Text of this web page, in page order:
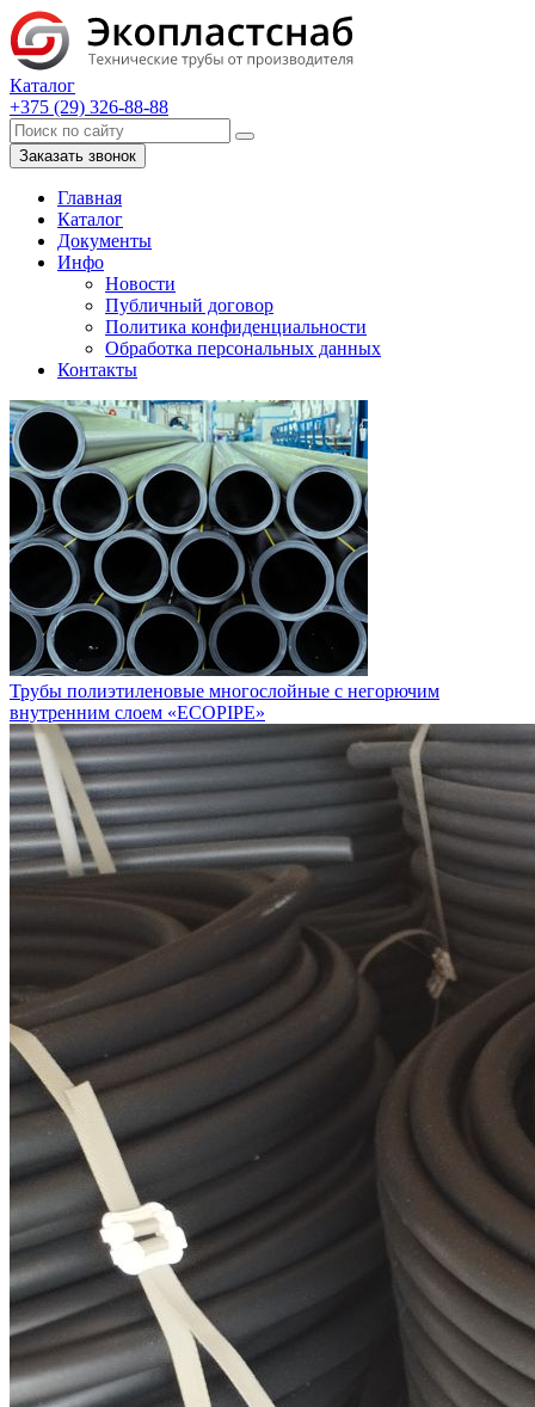
Каталог
+375 (29) 326-88-88
Заказать звонок
Главная
Каталог
Документы
Инфо
Новости
Публичный договор
Политика конфиденциальности
Обработка персональных данных
Контакты
Трубы полиэтиленовые многослойные с негорючим
внутренним слоем «ECOPIPE»